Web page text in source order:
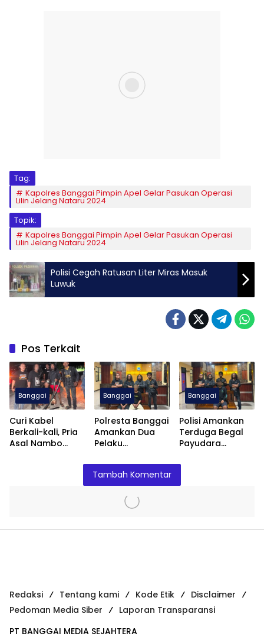
Tag:
Kapolres Banggai Pimpin Apel Gelar Pasukan Operasi
Lilin Jelang Nataru 2024
Topik:
Kapolres Banggai Pimpin Apel Gelar Pasukan Operasi
Lilin Jelang Nataru 2024
Polisi Cegah Ratusan Liter Miras Masuk
Luwuk
Pos Terkait
Banggai
Curi Kabel
Berkali-kali, Pria
Asal Nambo
Polresta Banggai
Banggai
Polresta Banggai
Amankan Dua
Pelaku
Anak
Banggai
Polisi Amankan
Terduga Begal
Payudara
Remaja Putri di
Tambah Komentar
Redaksi Tentang kami Kode Etik
Disclaimer
Pedoman Media Siber
Laporan Transparansi
PT BANGGAI MEDIA SEJAHTERA